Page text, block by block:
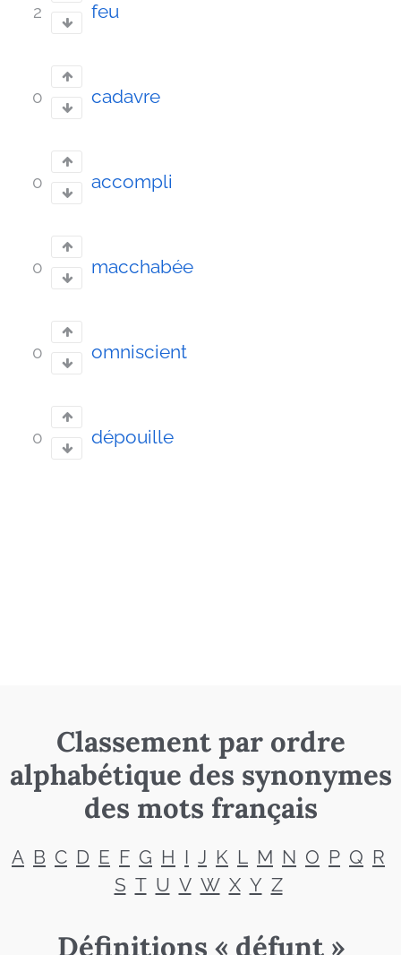
2 feu
0 cadavre
0 accompli
0 macchabée
0 omniscient
0 dépouille
Classement par ordre
alphabétique des synonymes
des mots français
A B C D E F G H I J K L M N O P Q R
S T U V W X Y Z
Définitions « défunt »